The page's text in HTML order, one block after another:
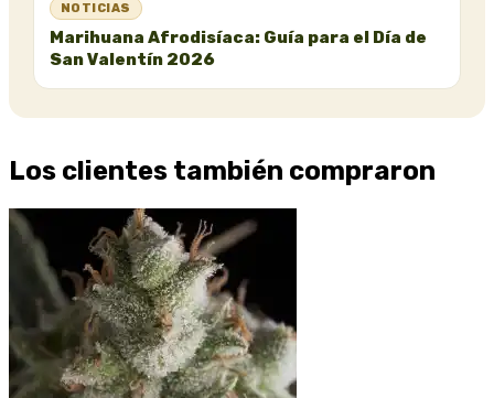
NOTICIAS
Marihuana Afrodisíaca: Guía para el Día de
San Valentín 2026
Los clientes también compraron